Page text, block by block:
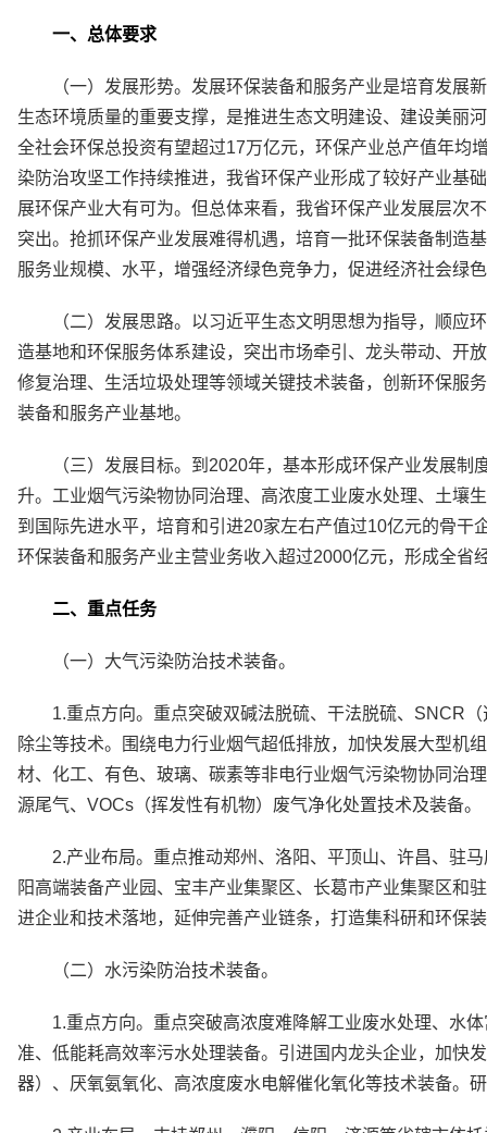
一、总体要求
（一）发展形势。发展环保装备和服务产业是培育发
生态环境质量的重要支撑，是推进生态文明建设、建设美丽
全社会环保总投资有望超过17万亿元，环保产业总产值年均
染防治攻坚工作持续推进，我省环保产业形成了较好产业基
展环保产业大有可为。但总体来看，我省环保产业发展层次
突出。抢抓环保产业发展难得机遇，培育一批环保装备制造
服务业规模、水平，增强经济绿色竞争力，促进经济社会绿
（二）发展思路。以习近平生态文明思想为指导，顺
造基地和环保服务体系建设，突出市场牵引、龙头带动、开
修复治理、生活垃圾处理等领域关键技术装备，创新环保服
装备和服务产业基地。
（三）发展目标。到2020年，基本形成环保产业发展
升。工业烟气污染物协同治理、高浓度工业废水处理、土壤
到国际先进水平，培育和引进20家左右产值过10亿元的骨
环保装备和服务产业主营业务收入超过2000亿元，形成全省
二、重点任务
（一）大气污染防治技术装备。
1.重点方向。重点突破双碱法脱硫、干法脱硫、SNCR
除尘等技术。围绕电力行业烟气超低排放，加快发展大型机
材、化工、有色、玻璃、碳素等非电行业烟气污染物协同治
源尾气、VOCs（挥发性有机物）废气净化处置技术及装备。
2.产业布局。重点推动郑州、洛阳、平顶山、许昌、驻
阳高端装备产业园、宝丰产业集聚区、长葛市产业集聚区和
进企业和技术落地，延伸完善产业链条，打造集科研和环保
（二）水污染防治技术装备。
1.重点方向。重点突破高浓度难降解工业废水处理、水
准、低能耗高效率污水处理装备。引进国内龙头企业，加快
器）、厌氧氨氧化、高浓度废水电解催化氧化等技术装备。